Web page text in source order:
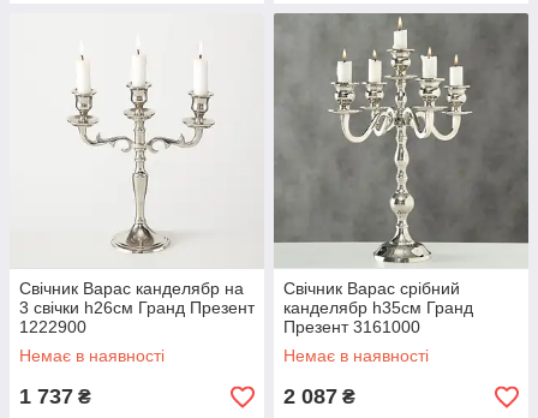
Свічник Варас канделябр на
3 свічки h26см Гранд Презент
1222900
Немає в наявності
1 737 ₴
Свічник Варас срібний
канделябр h35см Гранд
Презент 3161000
Немає в наявності
2 087 ₴